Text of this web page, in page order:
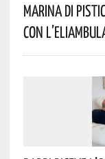
Marina Di
Con